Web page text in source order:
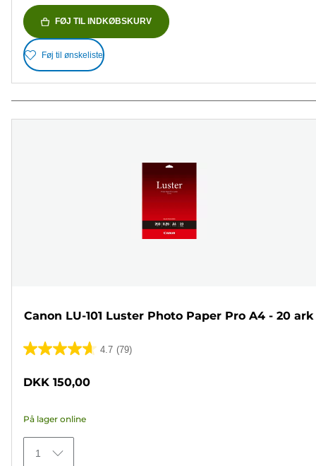
FØJ TIL INDKØBSKURV
Føj til ønskeliste
Canon LU-101 Luster Photo Paper Pro A4 - 20 ark
4.7 (79)
4.7
af
stjerner.
79
anmeldelser
DKK 150,00
På lager online
1